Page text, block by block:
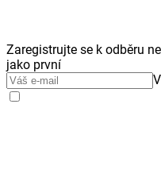
Zaregistrujte se k odběru
jako první